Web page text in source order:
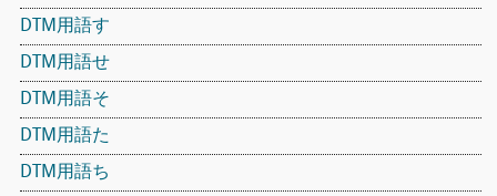
DTM用語す
DTM用語せ
DTM用語そ
DTM用語た
DTM用語ち